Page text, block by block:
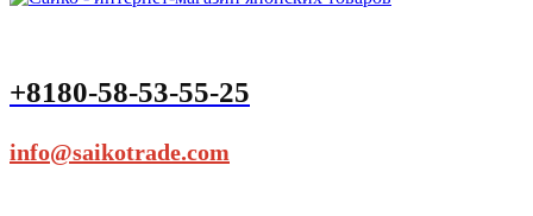
+8180-58-53-55-25
info@saikotrade.com